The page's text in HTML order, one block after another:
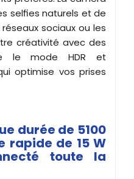
selfies naturels et de
sociaux ou les
créativité avec des
le mode HDR et
optimise vos prises
durée de 5100
rapide de 15 W
toute la